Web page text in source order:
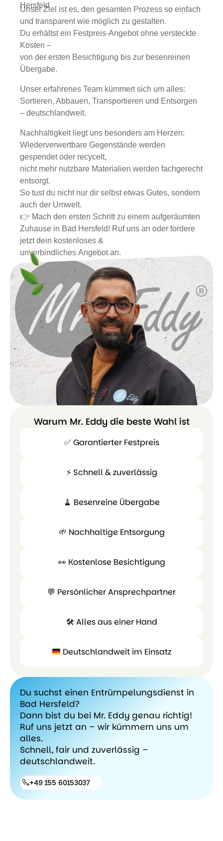
Hersfeld
Unser Ziel ist es, den gesamten Prozess so einfach
und transparent wie möglich zu gestalten.
Du erhältst ein Festpreis-Angebot ohne versteckte
Kosten –
von der ersten Besichtigung bis zur besenreinen
Übergabe.
Unser erfahrenes Team kümmert sich um alles:
Sortieren, Abbauen, Transportieren und Entsorgen
– deutschlandweit.
Nachhaltigkeit liegt uns besonders am Herzen:
Wiederverwertbare Gegenstände werden
gespendet oder recycelt,
nicht mehr nutzbare Materialien werden fachgerecht
entsorgt.
So tust du nicht nur dir selbst etwas Gutes, sondern
auch der Umwelt.
👉 Mach den ersten Schritt zu einem aufgeräumten
Zuhause in Bad Hersfeld! Ruf uns an oder fordere
jetzt dein kostenloses &
unverbindliches Angebot an.
Warum Mr. Eddy die beste Wahl ist
✅ Garantierter Festpreis
⚡ Schnell & zuverlässig
zuverlässig
🧹 Besenreine Übergabe
Übergabe
🌱 Nachhaltige Entsorgung
Entsorgung
👀 Kostenlose Besichtigung
💬 Persönlicher Ansprechpartner
🛠 Alles aus einer Hand
Alles
einer
Hand
Deutschlandweit im Einsatz
Du suchst einen Entrümpelungsdienst in
Bad Hersfeld?
Dann bist du bei Mr. Eddy genau richtig!
Ruf uns jetzt an – wir kümmern uns um
alles.
Schnell, fair und zuverlässig –
deutschlandweit.
+49 155 60153037